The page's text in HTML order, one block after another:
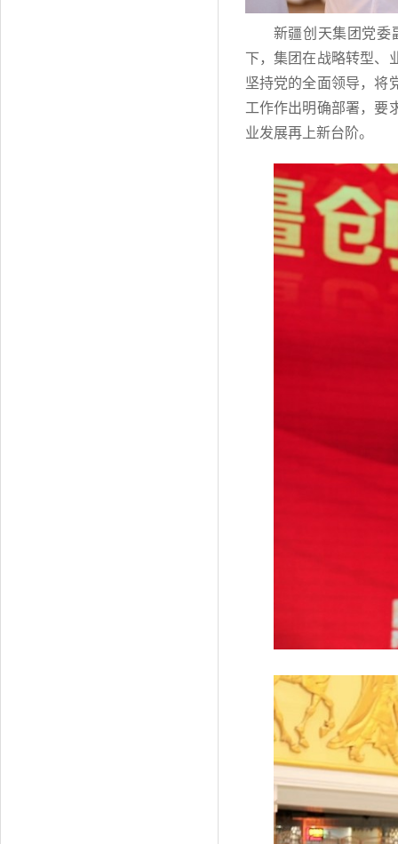
新疆创天集团党委
下，集团在战略转型、
坚持党的全面领导，将
工作作出明确部署，要
业发展再上新台阶。